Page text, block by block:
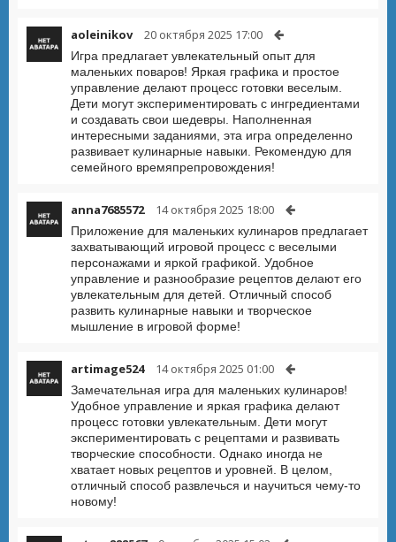
aoleinikov 20 октября 2025 17:00
Игра предлагает увлекательный опыт для
маленьких поваров! Яркая графика и простое
управление делают процесс готовки веселым.
Дети могут экспериментировать с ингредиентами
и создавать свои шедевры. Наполненная
интересными заданиями, эта игра определенно
развивает кулинарные навыки. Рекомендую для
семейного времяпрепровождения!
anna7685572 14 октября 2025 18:00
Приложение для маленьких кулинаров предлагает
захватывающий игровой процесс с веселыми
персонажами и яркой графикой. Удобное
управление и разнообразие рецептов делают его
увлекательным для детей. Отличный способ
развить кулинарные навыки и творческое
мышление в игровой форме!
artimage524 14 октября 2025 01:00
Замечательная игра для маленьких кулинаров!
Удобное управление и яркая графика делают
процесс готовки увлекательным. Дети могут
экспериментировать с рецептами и развивать
творческие способности. Однако иногда не
хватает новых рецептов и уровней. В целом,
отличный способ развлечься и научиться чему-то
новому!